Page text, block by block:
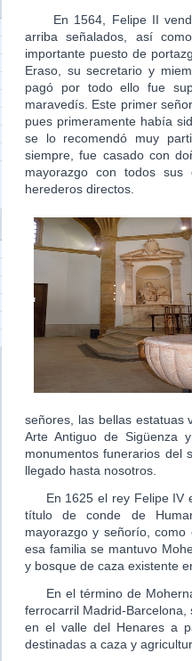
En 1564, Felipe II
arriba señalados, así
importante puesto de
Eraso, su secretario y
pagó por todo ello fue
maravedís. Este primer
pues primeramente había
se lo recomendó muy
siempre, fue casado con
mayorazgo con todos
herederos directos.
señores, las bellas estatuas
Arte Antiguo de Sigüenza
monumentos funerarios del
llegado hasta nosotros.
En 1625 el rey Felipe IV
título de conde de
mayorazgo y señorío,
esa familia se mantuvo
y bosque de caza existente
En el término de
ferrocarril Madrid-
en el valle del Henares a
destinadas a caza y